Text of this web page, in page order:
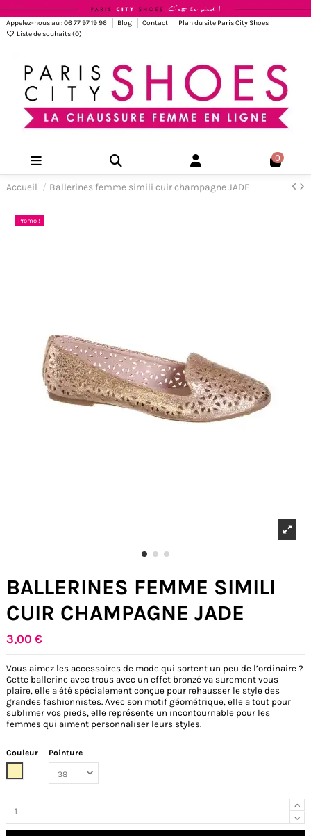
Appelez-nous au : 06 77 97 19 96 Blog Contact
Plan du site Paris City Shoes
Liste de souhaits (0)
0
Accueil Ballerines femme simili cuir champagne JADE
Promo !
BALLERINES FEMME SIMILI
CUIR CHAMPAGNE JADE
3,00 €
Vous aimez les accessoires de mode qui sortent un peu de l’ordinaire ?
Cette ballerine avec trous avec un effet bronzé va surement vous
plaire, elle a été spécialement conçue pour rehausser le style des
grandes fashionnistes. Avec son motif géométrique, elle a tout pour
sublimer vos pieds, elle représente un incontournable pour les
femmes qui aiment personnaliser leurs styles.
Couleur
Champagne
Pointure